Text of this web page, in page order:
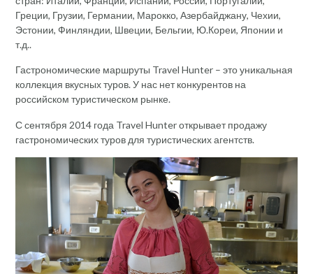
Греции, Грузии, Германии, Марокко, Азербайджану, Чехии,
Эстонии, Финляндии, Швеции, Бельгии, Ю.Кореи, Японии и
т.д..
Гастрономические маршруты Travel Hunter – это уникальная
коллекция вкусных туров. У нас нет конкурентов на
российском туристическом рынке.
С сентября 2014 года Travel Hunter открывает продажу
гастрономических туров для туристических агентств.